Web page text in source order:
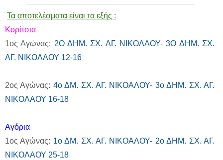
Τα αποτελέσματα είναι τα εξής :
Κορίτσια
1ος Αγώνας: 2Ο ΔΗΜ. ΣΧ. ΑΓ. ΝΙΚΟΛΑΟΥ- 3Ο ΔΗΜ. ΣΧ.
ΑΓ. ΝΙΚΟΛΑΟΥ 12-16
2ος Αγώνας: 4ο ΔΜ. ΣΧ. ΑΓ. ΝΙΚΟΑΛΟΥ- 3ο ΔΗΜ. ΣΧ. ΑΓ.
ΝΙΚΟΛΑΟΥ 16-18
Αγόρια
1ος Αγώνας: 1ο ΔΜ. ΣΧ. ΑΓ. ΝΙΚΟΑΛΟΥ- 2ο ΔΗΜ. ΣΧ. ΑΓ.
ΝΙΚΟΛΑΟΥ 25-18